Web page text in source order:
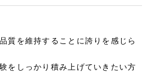
質を維持することに誇りを感じら
をしっかり積み上げていきたい方